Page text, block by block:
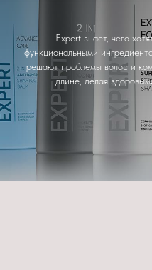
Expert знает, чего
функциональными
решают проблемы волос и
длине, делая